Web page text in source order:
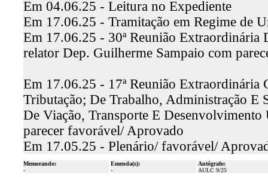
Em 04.06.25 - Leitura no Expediente
Em 17.06.25 - Tramitação em Regime de
Em 17.06.25 - 30ª Reunião Extraordinária
relator Dep. Guilherme Sampaio com
Em 17.06.25 - 17ª Reunião Extraordinária
Tributação; De Trabalho, Administração E
De Viação, Transporte E
parecer favorável/ Aprovado
Em 17.05.25 - Plenário/ favorável/
Memorando:
-
Emenda(s):
-
Autógrafo:
AULC 9/25